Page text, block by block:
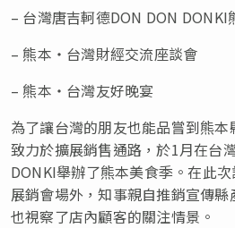
– 台灣唐吉軻德DON DON DONKI
– 熊本・台灣財經交流座談會
– 熊本・台灣友好晚宴
為了讓台灣的朋友也能品嘗到熊
致力於擴展銷售通路，於1月在台
DONKI舉辦了熊本美食季。在此
展銷會場外，知事親自推銷宣傳
也視察了店內顧客的關注情景。